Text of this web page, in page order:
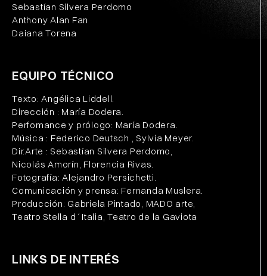
Sebastían Silvera Perdomo
Anthony Alan Fan
Daiana Torena
EQUIPO TÉCNICO
Texto: Angélica Liddell.
Dirección : María Dodera.
Perfomance y prólogo: María Dodera.
Música : Federico Deutsch , Sylvia Meyer.
Dir.Arte : Sebastían Silvera Perdomo,
Nicolás Amorín, Florencia Rivas.
Fotografía: Alejandro Persichetti.
Comunicación y prensa: Fernanda Muslera.
Producción: Gabriela Pintado, MADO arte,
Teatro Stella d´Italia, Teatro de la Gaviota
LINKS DE INTERÉS